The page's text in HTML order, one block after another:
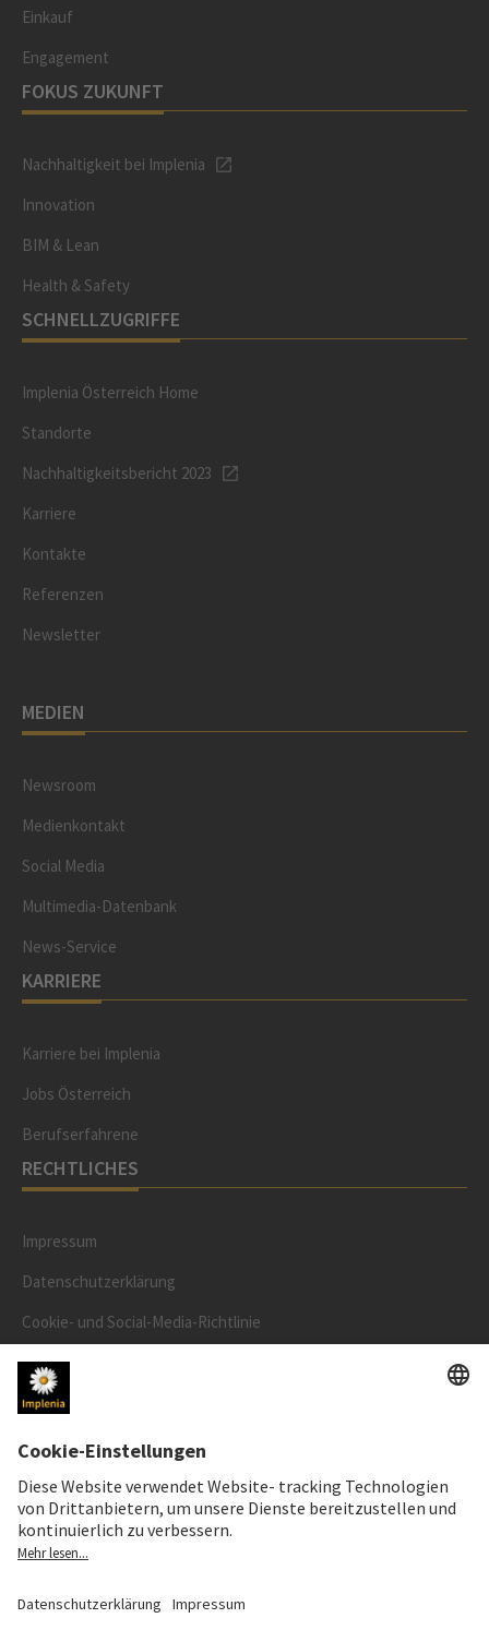
Einkauf
Engagement
FOKUS ZUKUNFT
Nachhaltigkeit bei Implenia
Innovation
BIM & Lean
Health & Safety
SCHNELLZUGRIFFE
Implenia Österreich Home
Standorte
Nachhaltigkeitsbericht 2023
Karriere
Kontakte
Referenzen
Newsletter
MEDIEN
Newsroom
Medienkontakt
Social Media
Multimedia-Datenbank
News-Service
KARRIERE
Karriere bei Implenia
Jobs Österreich
Berufserfahrene
RECHTLICHES
Impressum
Datenschutzerklärung
Cookie- und Social-Media-Richtlinie
Cookie-Einstellungen
AKTIENKURS
SWX: Implenia AG
ISIN: CH0023868554
62,30 CHF
0,00 CHF (0,00%)